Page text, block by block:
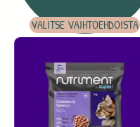
VALITSE VAIHTOEHDOISTA